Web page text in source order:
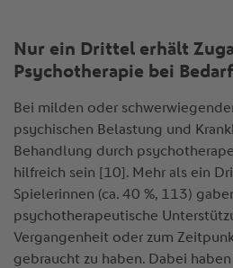
Nur ein Drittel erhält
Psychotherapie bei Bedarf
Bei milden oder
psychischen Belastung und
Behandlung durch
hilfreich sein [10]. Mehr als ein
Spielerinnen (ca. 40 %, 113)
psychotherapeutische
Vergangenheit oder zum
gebraucht zu haben. Dabei